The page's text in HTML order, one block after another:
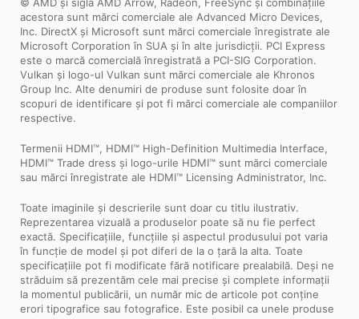
acestora sunt mărci comerciale ale Advanced Micro Devices,
Inc. DirectX și Microsoft sunt mărci comerciale înregistrate ale
Microsoft Corporation în SUA și în alte jurisdicții. PCI Express
este o marcă comercială înregistrată a PCI-SIG Corporation.
Vulkan și logo-ul Vulkan sunt mărci comerciale ale Khronos
Group Inc. Alte denumiri de produse sunt folosite doar în
scopuri de identificare și pot fi mărci comerciale ale companiilor
respective.
Termenii HDMI™, HDMI™ High-Definition Multimedia Interface,
HDMI™ Trade dress și logo-urile HDMI™ sunt mărci comerciale
sau mărci înregistrate ale HDMI™ Licensing Administrator, Inc.
Toate imaginile și descrierile sunt doar cu titlu ilustrativ.
Reprezentarea vizuală a produselor poate să nu fie perfect
exactă. Specificațiile, funcțiile și aspectul produsului pot varia
în funcție de model și pot diferi de la o țară la alta. Toate
specificațiile pot fi modificate fără notificare prealabilă. Deși ne
străduim să prezentăm cele mai precise și complete informații
la momentul publicării, un număr mic de articole pot conține
erori tipografice sau fotografice. Este posibil ca unele produse